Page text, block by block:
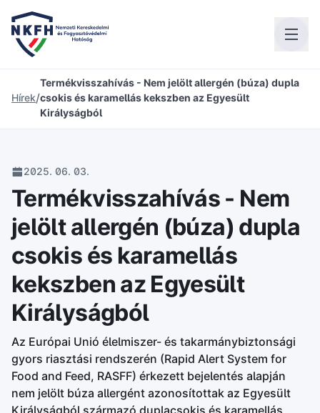
Hírek/
Termékvisszahívás - Nem jelölt allergén (búza) dupla
csokis és karamellás kekszben az Egyesült
Királyságból
2025. 06. 03.
Termékvisszahívás - Nem
jelölt allergén (búza) dupla
csokis és karamellás
kekszben az Egyesült
Királyságból
Az Európai Unió élelmiszer- és takarmánybiztonsági
gyors riasztási rendszerén (Rapid Alert System for
Food and Feed, RASFF) érkezett bejelentés alapján
nem jelölt búza allergént azonosítottak az Egyesült
Királyságból származó duplacsokis és karamellás